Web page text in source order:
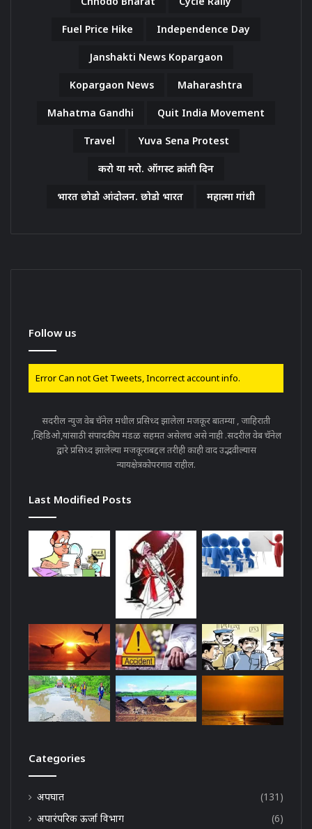
Fuel Price Hike Independence Day
Janshakti News Kopargaon
Kopargaon News Maharashtra
Mahatma Gandhi Quit India Movement
Travel Yuva Sena Protest
करो या मरो. ऑगस्ट क्रांती दिन
भारत छोडो आंदोलन. छोडो भारत महात्मा गांधी
Follow us
Error Can not Get Tweets, Incorrect account info.
सदरील न्युज वेब चॅनेल मधील प्रसिध्द झालेला मजकूर बातम्या , जाहिराती
,व्हिडिओ,यांसाठी संपादकीय मंडळ सहमत असेलच असे नाही .सदरील वेब चॅनेल
द्वारे प्रसिध्द झालेल्या मजकूराबद्दल तरीही काही वाद उद्भवील्यास
न्यायक्षेत्रकोपरगाव राहील.
Last Modified Posts
Categories
अपघात
(131)
अपारंपरिक ऊर्जा विभाग
(6)